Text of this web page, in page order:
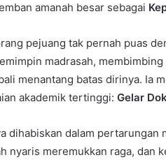
amanah besar sebagai
pejuang tak pernah puas
madrasah,
menantang batas dirinya. Ia
akademik tertinggi: Gelar
dihabiskan dalam pertarungan
nyaris meremukkan raga, dan